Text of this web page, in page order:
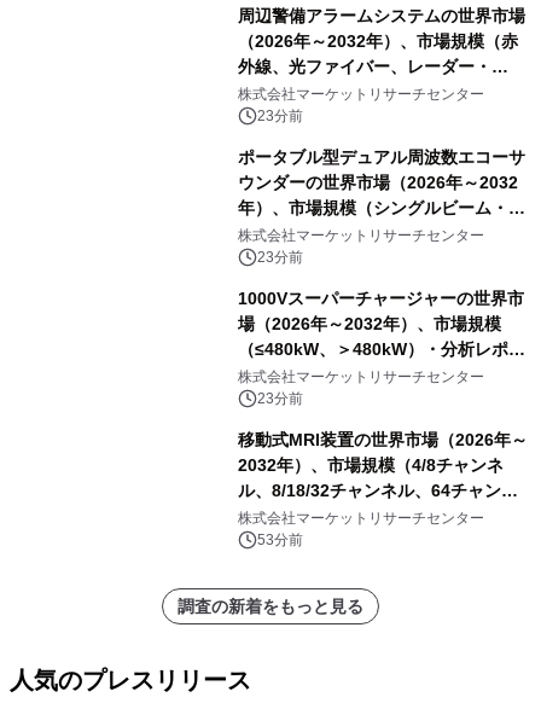
の製造）・分析レポートを発表
周辺警備アラームシステムの世界市場
（2026年～2032年）、市場規模（赤
外線、光ファイバー、レーダー・
LiDAR、マイクロ波バリア、その
他）・分析レポートを発表
株式会社マーケットリサーチセンター
23分前
ポータブル型デュアル周波数エコーサ
ウンダーの世界市場（2026年～2032
年）、市場規模（シングルビーム・エ
コーサウンダー、マルチビーム・エコ
ーサウンダー）・分析レポートを発表
株式会社マーケットリサーチセンター
23分前
1000Vスーパーチャージャーの世界市
場（2026年～2032年）、市場規模
（≤480kW、＞480kW）・分析レポー
トを発表
株式会社マーケットリサーチセンター
23分前
移動式MRI装置の世界市場（2026年～
2032年）、市場規模（4/8チャンネ
ル、8/18/32チャンネル、64チャンネ
ル）・分析レポートを発表
株式会社マーケットリサーチセンター
53分前
調査の新着をもっと見る
人気のプレスリリース